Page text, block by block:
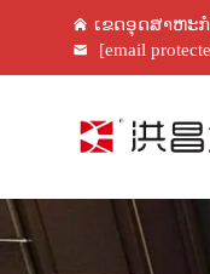
ເຂດອຸດສາຫະກໍ
[email